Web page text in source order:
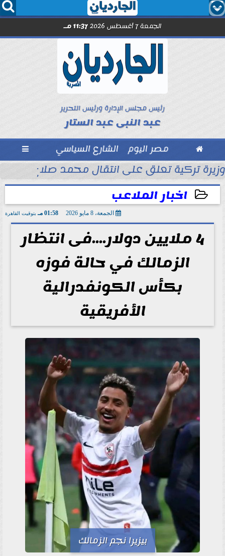
  
الجمعة 7 أغسطس 2026 11:37 مـ
رئيس مجلس الإدارة ورئيس التحرير
عبد النبى عبد الستار
 مصر اليوم الشارع السياسي 
الرئيس التشادي
وزيرة تركية تعلق على انتقال محمد صلاح إلى
اخبار الملاعب
الجمعة، 8 مايو 2026 01:58 مـ بتوقيت القاهرة
4 ملايين دولار....فى انتظار
الزمالك في حالة فوزه
بكأس الكونفدرالية
الأفريقية
بيزيرا نجم الزمالك